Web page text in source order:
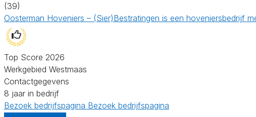
(39)
Oosterman Hoveniers – (Sier)Bestratingen is een hoveniersbedrijf
Top Score 2026
Werkgebied Westmaas
Contactgegevens
8 jaar in bedrijf
Bezoek bedrijfspagina Bezoek bedrijfspagina